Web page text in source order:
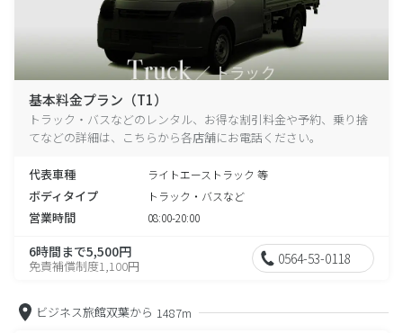
基本料金プラン（T1）
トラック・バスなどのレンタル、お得な割引料金や予約、乗り捨
てなどの詳細は、こちらから各店舗にお電話ください。
代表車種 ライトエーストラック 等
ボディタイプ トラック・バスなど
営業時間 08:00-20:00
6時間まで5,500円
免責補償制度1,100円 0564-53-0118
ビジネス旅館双葉から 1487m